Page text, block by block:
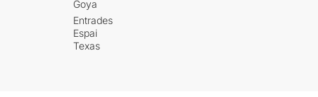
Goya
Entrades
Espai
Texas